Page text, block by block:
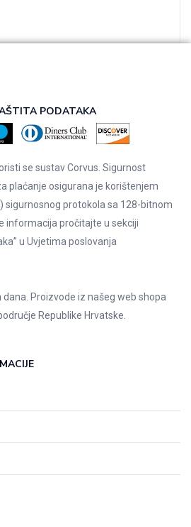
PODATAKA
se sustav Corvus. Sigurnost
plaćanje osigurana je korištenjem
sigurnosnog protokola sa 128-bitnom
informacija pročitajte u sekciji
u Uvjetima poslovanja
dana. Proizvode iz našeg web shopa
Republike Hrvatske.